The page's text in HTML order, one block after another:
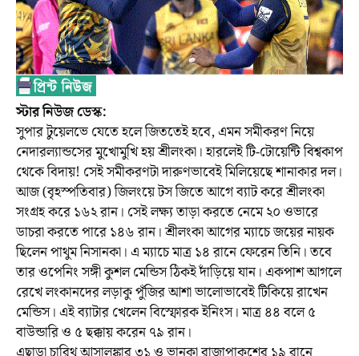
স্টার নিউজ ডেস্ক:
সুপার টুয়েলভে যেতে হলে জিততেই হবে, এমন সমীকরণ নিয়ে
নেদারল্যান্ডসের মুখোমুখি হয় শ্রীলংকা। হারলেই টি-টোয়েন্টি বিশ্বকাপ
থেকে বিদায়! সেই সমীকরণটা দারুণভাবেই মিলিয়েছে শানাকার দল।
আজ (বৃহস্পতিবার) জিলংয়ে টস জিতে আগে ব্যাট করে শ্রীলংকা
সংগ্রহ করে ১৬২ রান। সেই লক্ষ্য তাড়া করতে নেমে ২০ ওভারে
ডাচরা করতে পারে ১৪৬ রান। শ্রীলংকা আগের ম্যাচে জয়ের নায়ক
ছিলেন পাথুম নিসানকা। এ ম্যাচে মাত্র ১৪ রানে ফেরেন তিনি। তবে
তার ওপেনিং সঙ্গী কুশল মেন্ডিস ঠিকই দাঁড়িয়ে যান। একপাশ আগলে
রেখে লংকানদের লড়াকু পুঁজির আশা ভালোভাবেই টিকিয়ে রাখেন
মেন্ডিস। এই ব্যাটার খেলেন বিস্ফোরক ইনিংস। মাত্র ৪৪ বলে ৫
বাউন্ডারি ও ৫ ছক্কায় করেন ৭৯ রান।